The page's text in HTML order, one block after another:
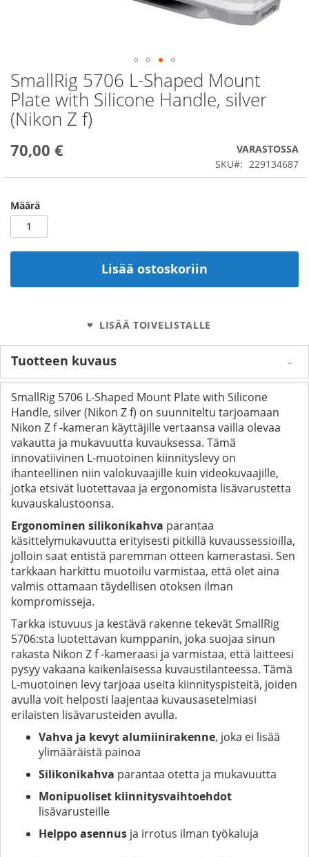
SmallRig 5706 L-Shaped Mount
Plate with Silicone Handle, silver
(Nikon Z f)
70,00 €
VARASTOSSA
SKU
229134687
Määrä
Lisää ostoskoriin
LISÄÄ TOIVELISTALLE
Skip
to
the
beginning
of
images
Tuotteen kuvaus
SmallRig 5706 L-Shaped Mount Plate with Silicone
Handle, silver (Nikon Z f) on suunniteltu tarjoamaan
Nikon Z f -kameran käyttäjille vertaansa vailla olevaa
vakautta ja mukavuutta kuvauksessa. Tämä
innovatiivinen L-muotoinen kiinnityslevy on
ihanteellinen niin valokuvaajille kuin videokuvaajille,
jotka etsivät luotettavaa ja ergonomista lisävarustetta
kuvauskalustoonsa.
Ergonominen silikonikahva parantaa
käsittelymukavuutta erityisesti pitkillä kuvaussessioilla,
jolloin saat entistä paremman otteen kamerastasi. Sen
tarkkaan harkittu muotoilu varmistaa, että olet aina
valmis ottamaan täydellisen otoksen ilman
kompromisseja.
Tarkka istuvuus ja kestävä rakenne tekevät SmallRig
5706:sta luotettavan kumppanin, joka suojaa sinun
rakasta Nikon Z f -kameraasi ja varmistaa, että laitteesi
pysyy vakaana kaikenlaisessa kuvaustilanteessa. Tämä
L-muotoinen levy tarjoaa useita kiinnityspisteitä, joiden
avulla voit helposti laajentaa kuvausasetelmiasi
erilaisten lisävarusteiden avulla.
Vahva ja kevyt alumiinirakenne, joka ei lisää
ylimääräistä painoa
Silikonikahva parantaa otetta ja mukavuutta
Monipuoliset kiinnitysvaihtoehdot
lisävarusteille
Helppo asennus ja irrotus ilman työkaluja